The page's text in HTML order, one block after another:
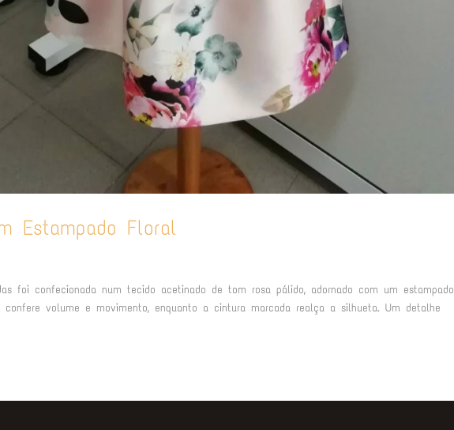
Estampado Floral
foi confecionada num tecido acetinado de tom rosa pálido, adornado com um estampado
volume e movimento, enquanto a cintura marcada realça a silhueta. Um detalhe